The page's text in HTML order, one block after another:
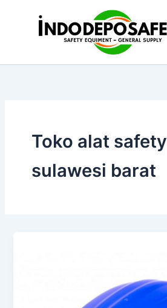
Toko alat safety
sulawesi barat